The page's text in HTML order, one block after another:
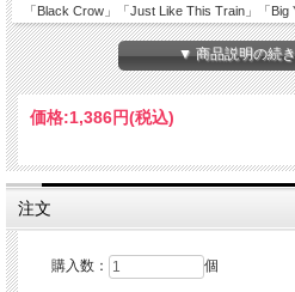
「Black Crow」「Just Like This Train」「Big
生と深く結びついた歴史的名曲「Woodstock
た表現力が共存する、まさにジョニ・ミッチ
マンスです。また、「Summertime」「
ードも交えながら、ジャンルの枠を超えた独
と独創的なギター・ワーク、そして詩人とし
います。シンガー・ソングライターという枠
重なライヴ作品です。長年のファンはもちろ
お薦めできる感動的なステージを収録してい
York, USA August 15, 1998 Hejira Comes
No Apologies Sex Kills Magdalene Laundries
Woodstock
▼ 商品説明の続
価格:1,386円(税込)
注文
購入数： 個